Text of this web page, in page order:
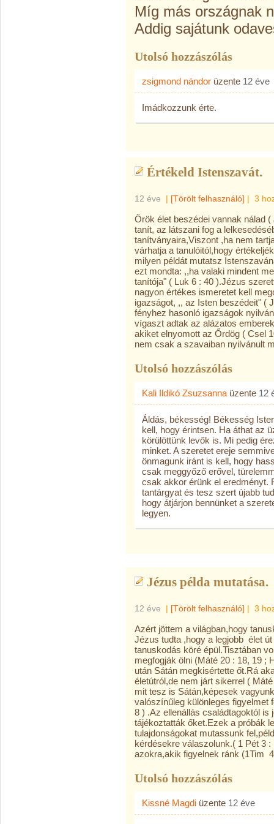
Míg más országnak
Addig sajátunk
Utolsó hozzászólás
zsigmond nándor üzente 12 éve
Imádkozzunk érte.
Értékeld Istenszavát.
12 éve | [Törölt felhasználó] | 3
Örök élet beszédei vannak nálad
tanít, az látszani fog a
tanítványaira,Viszont ,ha nem
várhatja a tanulóitól,hogy
milyen példát mutatsz
ezt mondta: ,,ha valaki mindent
tanítója" ( Luk 6 : 40 ).Jézus
nagyon értékes ismeretet kell
igazságot, ,, az Isten beszédeit" (
fényhez hasonló igazságok
vígaszt adtak az alázatos
akiket elnyomott az Őrdög ( Csel
nem csak a szavaiban nyilvánult
Utolsó hozzászólás
Kali Ildikó Zsuzsanna üzente 12
Áldás, békesség! Békesség
kell, hogy érintsen. Ha áthat az
körülöttünk levők is. Mi pedig
minket. A szeretet ereje
önmagunk iránt is kell, hogy
csak meggyőző erővel,
csak akkor érünk el eredményt.
tantárgyat és tesz szert újabb
hogy átjárjon bennünket a
legyen.
Jézus példa mutatása.
12 éve | [Törölt felhasználó] | 3
Azért jöttem a világban,hogy
Jézus tudta ,hogy a legjobb élet
tanuskodás köré épül.Tisztában
megfogják ölni (Máté 20 : 18, 19 ;
után Sátán megkisértette őt.Rá
életútról,de nem járt sikerrel (
mit tesz is Sátán,képesek
valószínűleg különleges figyelmet
8 ) .Az ellenállás családtagoktól
tájékoztatták őket.Ezek a próbák
tulajdonságokat mutassunk
kérdésekre válaszolunk.( 1 Pét 3
azokra,akik figyelnek ránk (1Tim
Utolsó hozzászólás
Kissné Magdi üzente 12 éve